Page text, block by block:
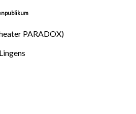
PARADOX)